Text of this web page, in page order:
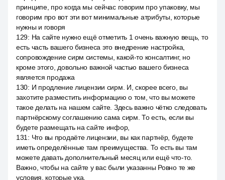
принципе, про когда мы сейчас говорим про упаковку, мы
говорим про вот эти вот минимальные атрибуты, которые
нужны и говоря
129: На сайте нужно ещё отметить 1 очень важную вещь, то
есть часть вашего бизнеса это внедрение настройка,
сопровождение сирм системы, какой-то консалтинг, но
кроме этого, довольно важной частью вашего бизнеса
является продажа
130: И продление лицензии сирм. И, скорее всего, вы
захотите разместить информацию о том, что вы можете
такое делать на нашем сайте. Здесь важно чётко следовать
партнёрскому соглашению сама сирм. То есть, если вы
будете размещать на сайте инфор,
131 : Что вы продаёте лицензии, вы как партнёр, будете
иметь определённые там преимущества. То есть вы там
можете давать дополнительный месяц или ещё что-то.
Важно, чтобы на сайте у вас были указанны Ровно те же
условия, которые ука,